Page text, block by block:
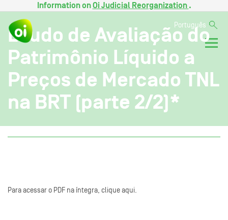
Information onOi Judicial Reorganization .
Português
Laudo de Avaliação do
Patrimônio Líquido a
Preços de Mercado TNL
na BRT (parte 2/2)*
Para acessar o PDF na íntegra, clique aqui.